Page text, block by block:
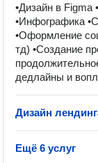
•Дизайн в Figma
•Инфографика
•Оформление
тд) •Создание
дедлайны и
Дизайн
Ещё 6 услуг